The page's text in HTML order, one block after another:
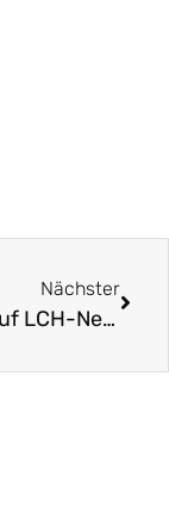
Nächster
Newsletter vom 31.8.2014: Gesucht: LCH-Delegierte / Hinweis auf LCH-Newsletter